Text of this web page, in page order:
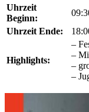
Uhrzeit
Beginn:
Uhrzeit Ende:
Highlights:
–
–
–
–